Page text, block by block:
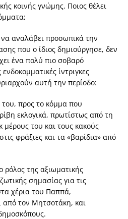
κοινής γνώμης. Ποιος θέλει
αναλάβει προσωπικά την
που ο ίδιος δημιούργησε, δεν
ένα πολύ πιο σοβαρό
ίντριγκες
αυτή την περίοδο:
προς το κόμμα που
εκλογικά, πρωτίστως από τη
του και τους κακούς
φράξιες και τα «βαρίδια» από
ρόλος της αξιωματικής
σημασίας για τις
χέρια του Παππά,
από τον Μητσοτάκη, και